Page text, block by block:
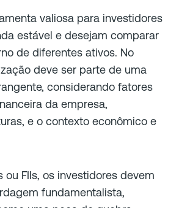
valiosa para investidores
estável e desejam comparar
de diferentes ativos. No
deve ser parte de uma
considerando fatores
da empresa,
e o contexto econômico e
ou FIIs, os investidores devem
fundamentalista,